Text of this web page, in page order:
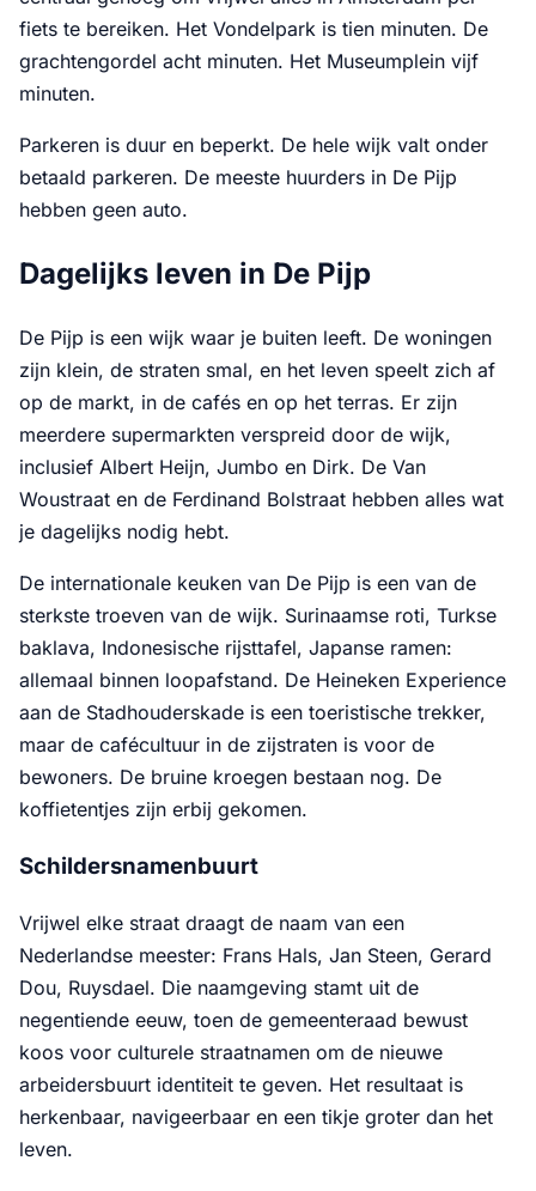
fiets te bereiken. Het Vondelpark is tien minuten. De
grachtengordel acht minuten. Het Museumplein vijf
minuten.
Parkeren is duur en beperkt. De hele wijk valt onder
betaald parkeren. De meeste huurders in De Pijp
hebben geen auto.
Dagelijks leven in De Pijp
De Pijp is een wijk waar je buiten leeft. De woningen
zijn klein, de straten smal, en het leven speelt zich af
op de markt, in de cafés en op het terras. Er zijn
meerdere supermarkten verspreid door de wijk,
inclusief Albert Heijn, Jumbo en Dirk. De Van
Woustraat en de Ferdinand Bolstraat hebben alles wat
je dagelijks nodig hebt.
De internationale keuken van De Pijp is een van de
sterkste troeven van de wijk. Surinaamse roti, Turkse
baklava, Indonesische rijsttafel, Japanse ramen:
allemaal binnen loopafstand. De Heineken Experience
aan de Stadhouderskade is een toeristische trekker,
maar de cafécultuur in de zijstraten is voor de
bewoners. De bruine kroegen bestaan nog. De
koffietentjes zijn erbij gekomen.
Schildersnamenbuurt
Vrijwel elke straat draagt de naam van een
Nederlandse meester: Frans Hals, Jan Steen, Gerard
Dou, Ruysdael. Die naamgeving stamt uit de
negentiende eeuw, toen de gemeenteraad bewust
koos voor culturele straatnamen om de nieuwe
arbeidersbuurt identiteit te geven. Het resultaat is
herkenbaar, navigeerbaar en een tikje groter dan het
leven.